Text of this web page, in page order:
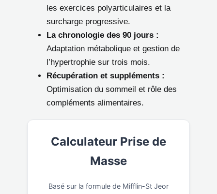
les exercices polyarticulaires et la
surcharge progressive.
La chronologie des 90 jours :
Adaptation métabolique et gestion de
l’hypertrophie sur trois mois.
Récupération et suppléments :
Optimisation du sommeil et rôle des
compléments alimentaires.
Calculateur Prise de
Masse
Basé sur la formule de Mifflin-St Jeor